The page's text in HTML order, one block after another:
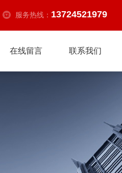
服务热线： 13724521979
在线留言 联系我们